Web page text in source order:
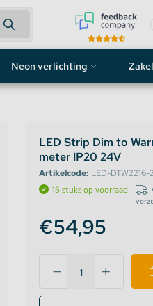
Neon verlichting
Custom neon sign
Neon LED strip
LED Strip Dim to
meter IP20 24V
Artikelcode: LED-DTW2216-
15 stuks op voorraad
€54,95